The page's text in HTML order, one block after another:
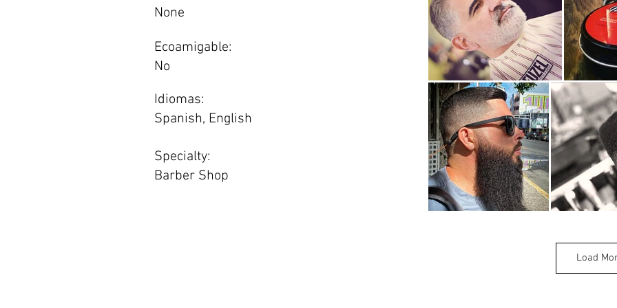
None
Ecoamigable:
No
Idiomas:
Spanish, English
Specialty:
Barber Shop
Load